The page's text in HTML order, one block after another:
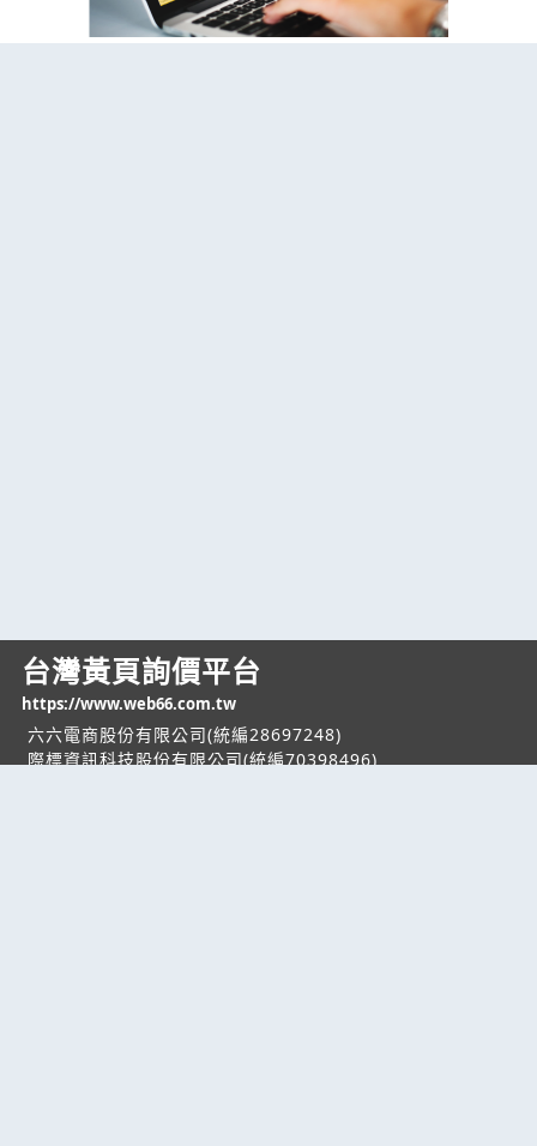
台灣黃頁詢價平台
https://www.web66.com.tw
六六電商股份有限公司(統編28697248)
際標資訊科技股份有限公司(統編70398496)